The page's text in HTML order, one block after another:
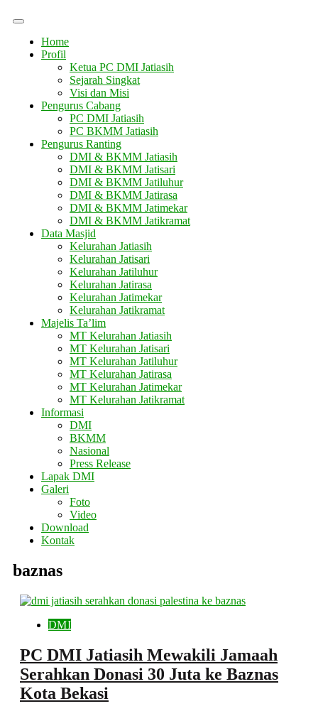
Home
Profil
Ketua PC DMI Jatiasih
Sejarah Singkat
Visi dan Misi
Pengurus Cabang
PC DMI Jatiasih
PC BKMM Jatiasih
Pengurus Ranting
DMI & BKMM Jatiasih
DMI & BKMM Jatisari
DMI & BKMM Jatiluhur
DMI & BKMM Jatirasa
DMI & BKMM Jatimekar
DMI & BKMM Jatikramat
Data Masjid
Kelurahan Jatiasih
Kelurahan Jatisari
Kelurahan Jatiluhur
Kelurahan Jatirasa
Kelurahan Jatimekar
Kelurahan Jatikramat
Majelis Ta’lim
MT Kelurahan Jatiasih
MT Kelurahan Jatisari
MT Kelurahan Jatiluhur
MT Kelurahan Jatirasa
MT Kelurahan Jatimekar
MT Kelurahan Jatikramat
Informasi
DMI
BKMM
Nasional
Press Release
Lapak DMI
Galeri
Foto
Video
Download
Kontak
baznas
DMI
PC DMI Jatiasih Mewakili Jamaah
Serahkan Donasi 30 Juta ke Baznas
Kota Bekasi